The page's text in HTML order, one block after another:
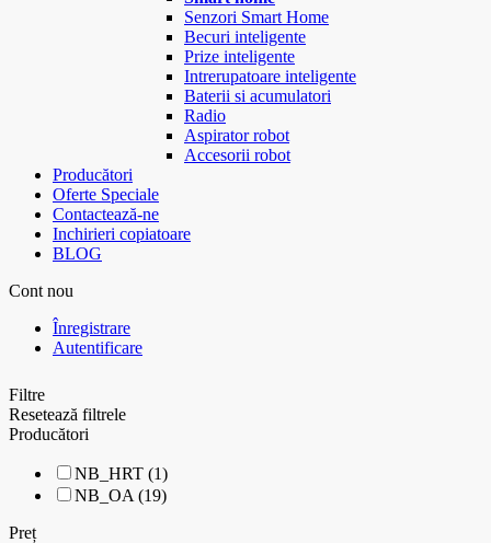
Senzori Smart Home
Becuri inteligente
Prize inteligente
Intrerupatoare inteligente
Baterii si acumulatori
Radio
Aspirator robot
Accesorii robot
Producători
Oferte Speciale
Contactează-ne
Inchirieri copiatoare
BLOG
Cont nou
Înregistrare
Autentificare
Filtre
Resetează filtrele
Producători
NB_HRT (1)
NB_OA (19)
Preț